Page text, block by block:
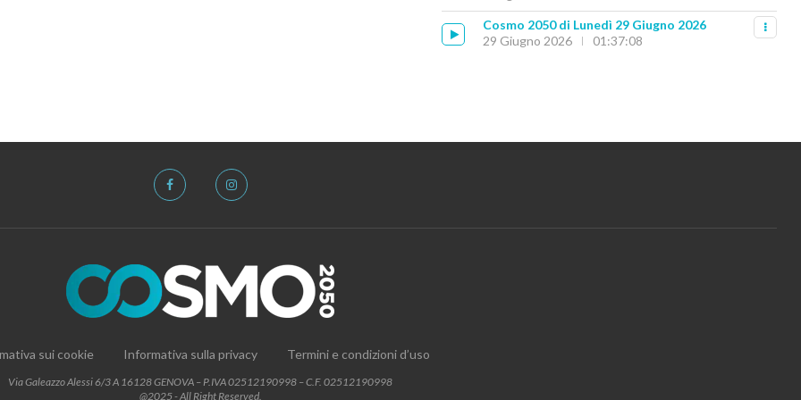
Cosmo 2050 di Lunedì 29 Giugno 2026
29 Giugno 2026
01:37:08
sui cookie Informativa sulla privacy Termini e condizioni d’uso
Via Galeazzo Alessi 6/3 A 16128 GENOVA – P.IVA 02512190998 – C.F. 02512190998
@2025 - All Right Reserved.